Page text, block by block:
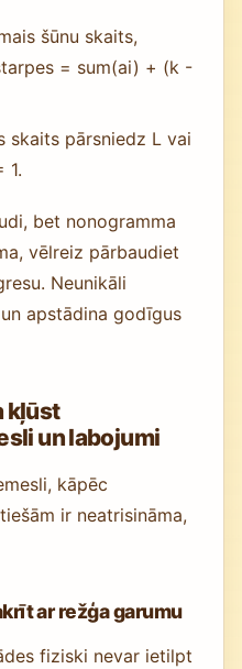
šūnu skaits,
= sum(ai) + (k -
skaits pārsniedz L vai
1.
bet nonogramma
vēlreiz pārbaudiet
Neunikāli
apstādina godīgus
kļūst
un labojumi
kāpēc
ir neatrisināma,
ar režģa garumu
fiziski nevar ietilpt